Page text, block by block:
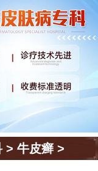
>牛皮癣 >